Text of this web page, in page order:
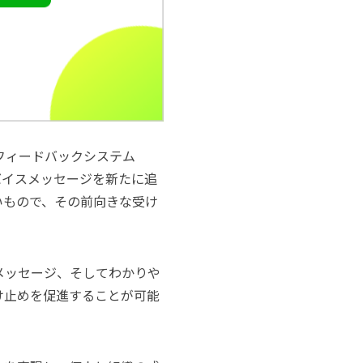
ードバックシステム
スメッセージを新たに追
ので、その前向きな受け
セージ、そしてわかりや
めを促進することが可能